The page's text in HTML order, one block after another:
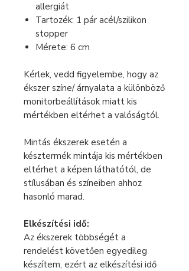
allergiát
Tartozék: 1 pár acél/szilikon
stopper
Mérete: 6 cm
Kérlek, vedd figyelembe, hogy az
ékszer színe/ árnyalata a különböző
monitorbeállítások miatt kis
mértékben eltérhet a valóságtól.
Mintás ékszerek esetén a
késztermék mintája kis mértékben
eltérhet a képen láthatótól, de
stílusában és színeiben ahhoz
hasonló marad.
Elkészítési idő:
Az ékszerek többségét a
rendelést követően egyedileg
készítem, ezért az elkészítési idő